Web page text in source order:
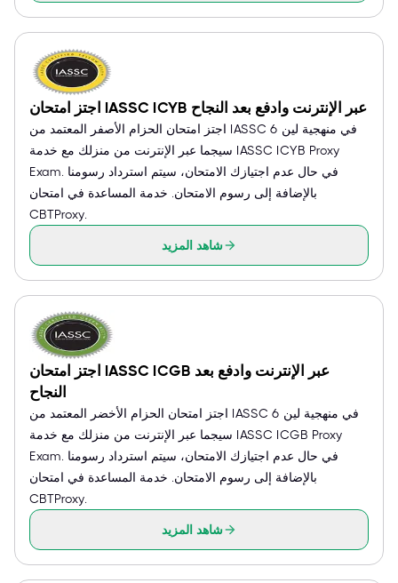
اجتز امتحان IASSC ICYB عبر الإنترنت وادفع بعد النجاح
اجتز امتحان الحزام الأصفر المعتمد من IASSC في منهجية لين 6
سيجما عبر الإنترنت من منزلك مع خدمة IASSC ICYB Proxy
Exam. في حال عدم اجتيازك الامتحان، سيتم استرداد رسومنا
بالإضافة إلى رسوم الامتحان. خدمة المساعدة في امتحان
CBTProxy.
شاهد المزيد
اجتز امتحان IASSC ICGB عبر الإنترنت وادفع بعد
النجاح
اجتز امتحان الحزام الأخضر المعتمد من IASSC في منهجية لين 6
سيجما عبر الإنترنت من منزلك مع خدمة IASSC ICGB Proxy
Exam. في حال عدم اجتيازك الامتحان، سيتم استرداد رسومنا
بالإضافة إلى رسوم الامتحان. خدمة المساعدة في امتحان
CBTProxy.
شاهد المزيد